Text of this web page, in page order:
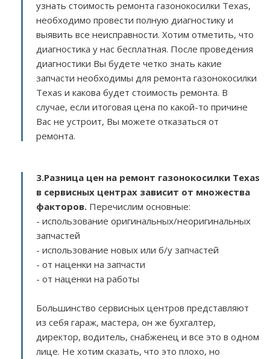
узнать стоимость ремонта газонокосилки Texas,
необходимо провести полную диагностику и
выявить все неисправности. Хотим отметить, что
диагностика у нас бесплатная. После проведения
диагностики Вы будете четко знать какие
запчасти необходимы для ремонта газонокосилки
Texas и какова будет стоимость ремонта. В
случае, если итоговая цена по какой-то причине
Вас не устроит, Вы можете отказаться от
ремонта.
3.Разница цен на ремонт газонокосилки Texas
в сервисных центрах зависит от множества
факторов. Перечислим основные:
- использование оригинальных/неоригинальных
запчастей
- использование новых или б/у запчастей
- от наценки на запчасти
- от наценки на работы
Большинство сервисных центров представляют
из себя гараж, мастера, он же бухгалтер,
директор, водитель, снабженец и все это в одном
лице. Не хотим сказать, что это плохо, но